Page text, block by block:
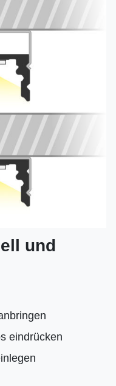
und
eindrücken